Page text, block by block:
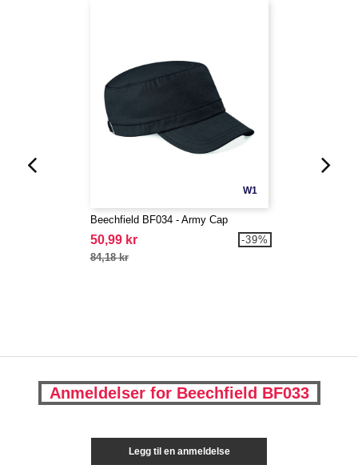
W1
Beechfield BF034 - Army Cap
50,99 kr
84,18 kr
-39%
Anmeldelser for Beechfield BF033
Legg til en anmeldelse